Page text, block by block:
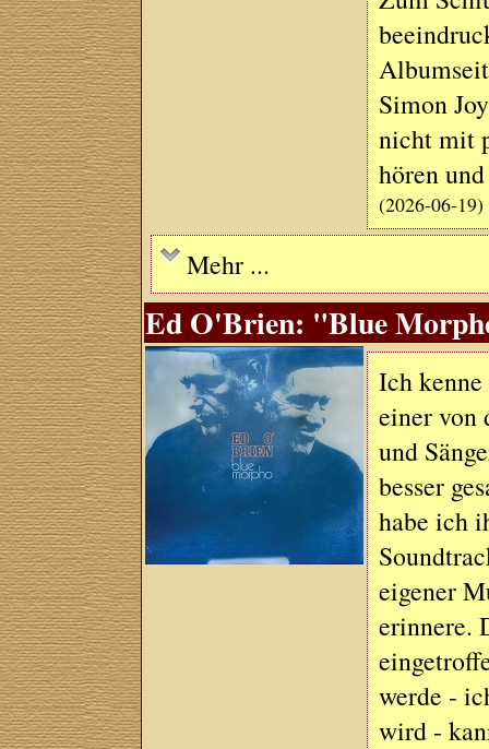
Simon
nicht mit
hören
(2026-06-19)
Mehr ...
Ed O'Brien: "Blue
Ich
einer von
und
besser
habe ich
eigener
erinnere.
werde -
wird -